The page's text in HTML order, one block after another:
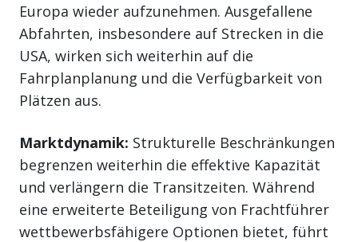
Europa wieder aufzunehmen. Ausgefallene
Abfahrten, insbesondere auf Strecken in die
USA, wirken sich weiterhin auf die
Fahrplanplanung und die Verfügbarkeit von
Plätzen aus.
Marktdynamik: Strukturelle Beschränkungen
begrenzen weiterhin die effektive Kapazität
und verlängern die Transitzeiten. Während
eine erweiterte Beteiligung von Frachtführer
wettbewerbsfähigere Optionen bietet, führt